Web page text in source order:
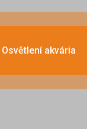
Osvětlení akvária